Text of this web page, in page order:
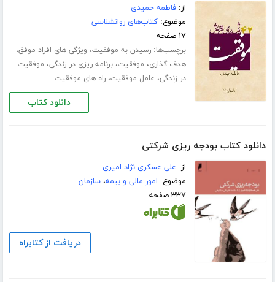
از:فاطمه حمیدی
موضوع:کتاب‌های روانشناسی
۱۷ صفحه
برچسب‌ها:رسیدن به موفقیت، ویژگی های افراد موفق،
هدف گذاری، موفقیت،برنامه ریزی در زندگی، موفقیت
در زندگی، عامل موفقیت،راه های موفقیت
دانلود کتاب
دانلود کتاب بودجه ریزی شرکتی
از: علی عسکری نژاد امیری
موضوع: امور مالی و بیمه،سازمان
۳۳۷ صفحه
دریافت از کتابراه